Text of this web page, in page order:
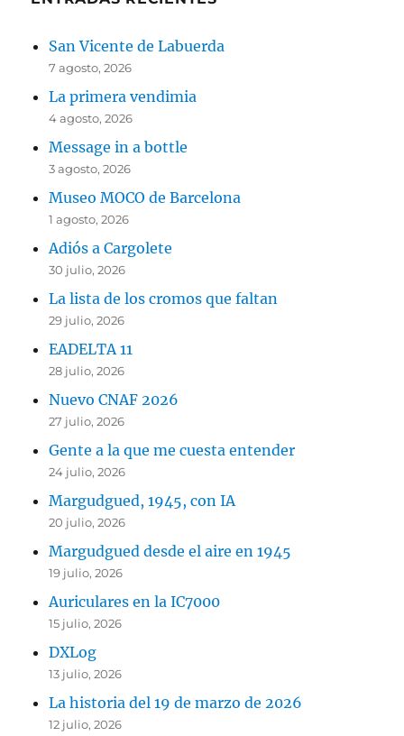
San Vicente de Labuerda
7 agosto, 2026
La primera vendimia
4 agosto, 2026
Message in a bottle
3 agosto, 2026
Museo MOCO de Barcelona
1 agosto, 2026
Adiós a Cargolete
30 julio, 2026
La lista de los cromos que faltan
29 julio, 2026
EADELTA 11
28 julio, 2026
Nuevo CNAF 2026
27 julio, 2026
Gente a la que me cuesta entender
24 julio, 2026
Margudgued, 1945, con IA
20 julio, 2026
Margudgued desde el aire en 1945
19 julio, 2026
Auriculares en la IC7000
15 julio, 2026
DXLog
13 julio, 2026
La historia del 19 de marzo de 2026
12 julio, 2026